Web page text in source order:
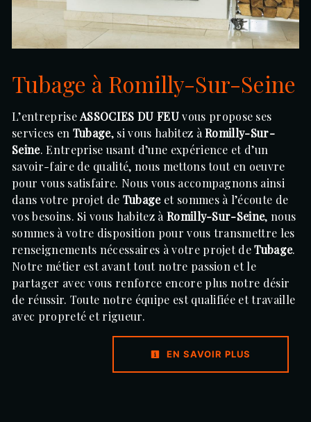
Tubage à Romilly-Sur-Seine
L’entrepriseASSOCIES DU FEUvous propose ses
services en Tubage, si vous habitez àRomilly-Sur-
Seine. Entreprise usant d’une expérience et d’un
savoir-faire de qualité, nous mettons tout en oeuvre
pour vous satisfaire. Nous vous accompagnons ainsi
dans votre projet de Tubageet sommes à l’écoute de
vos besoins. Si vous habitez à Romilly-Sur-Seine, nous
sommes à votre disposition pour vous transmettre les
renseignements nécessaires à votre projet deTubage.
Notre métier est avant tout notre passion et le
partager avec vous renforce encore plus notre désir
de réussir. Toute notre équipe est qualifiée et travaille
avec propreté et rigueur.
EN SAVOIR PLUS